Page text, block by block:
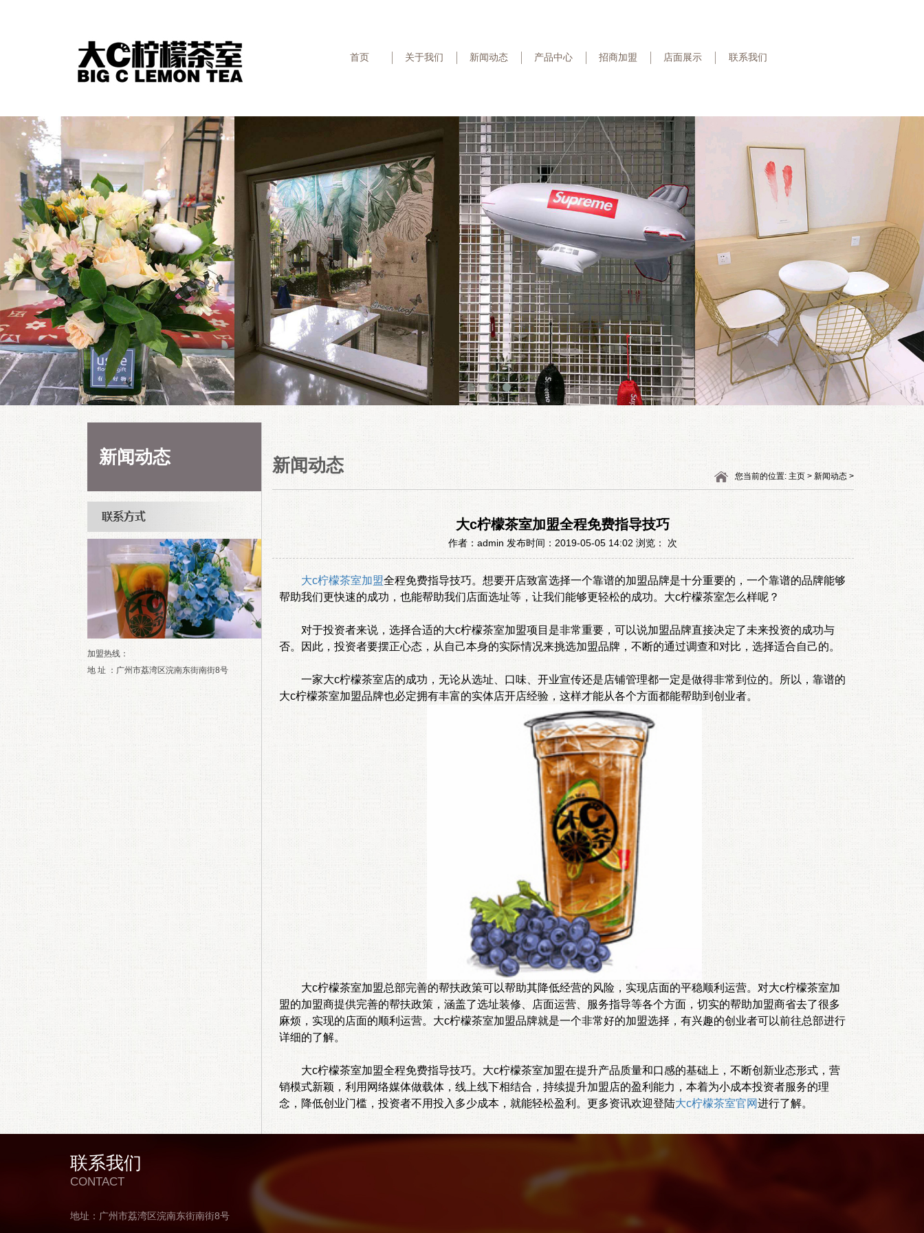
首页 关于我们 新闻动态 产品中心 招商加盟 店面展示 联系我们
新闻动态
加盟热线：
地 址 ：广州市荔湾区浣南东街南街8号
新闻动态
您当前的位置: 主页 > 新闻动态 >
大c柠檬茶室加盟全程免费指导技巧
作者：admin 发布时间：2019-05-05 14:02 浏览： 次
大c柠檬茶室加盟全程免费指导技巧。想要开店致富选择一个靠谱的加盟品牌是十分重要的，一个靠谱的品牌能够
帮助我们更快速的成功，也能帮助我们店面选址等，让我们能够更轻松的成功。大c柠檬茶室怎么样呢？
对于投资者来说，选择合适的大c柠檬茶室加盟项目是非常重要，可以说加盟品牌直接决定了未来投资的成功与
否。因此，投资者要摆正心态，从自己本身的实际情况来挑选加盟品牌，不断的通过调查和对比，选择适合自己的。
一家大c柠檬茶室店的成功，无论从选址、口味、开业宣传还是店铺管理都一定是做得非常到位的。所以，靠谱的
大c柠檬茶室加盟品牌也必定拥有丰富的实体店开店经验，这样才能从各个方面都能帮助到创业者。
大c柠檬茶室加盟总部完善的帮扶政策可以帮助其降低经营的风险，实现店面的平稳顺利运营。对大c柠檬茶室加
盟的加盟商提供完善的帮扶政策，涵盖了选址装修、店面运营、服务指导等各个方面，切实的帮助加盟商省去了很多
麻烦，实现的店面的顺利运营。大c柠檬茶室加盟品牌就是一个非常好的加盟选择，有兴趣的创业者可以前往总部进行
详细的了解。
大c柠檬茶室加盟全程免费指导技巧。大c柠檬茶室加盟在提升产品质量和口感的基础上，不断创新业态形式，营
销模式新颖，利用网络媒体做载体，线上线下相结合，持续提升加盟店的盈利能力，本着为小成本投资者服务的理
念，降低创业门槛，投资者不用投入多少成本，就能轻松盈利。更多资讯欢迎登陆大c柠檬茶室官网进行了解。
联系我们
CONTACT
地址：广州市荔湾区浣南东街南街8号